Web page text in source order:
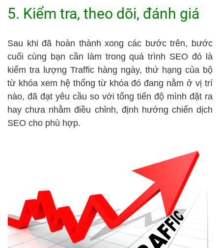
5. Kiểm tra, theo dõi, đánh giá
Sau khi đã hoàn thành xong các bước trên, bước
cuối cùng bạn cần làm trong quá trình SEO đó là
kiểm tra lượng Traffic hàng ngày, thứ hạng của bộ
từ khóa xem hệ thống từ khóa đó đang nằm ở vị trí
nào, đã đạt yêu cầu so với tổng tiến độ mình đặt ra
hay chưa nhằm điều chỉnh, định hướng chiến dịch
SEO cho phù hợp.